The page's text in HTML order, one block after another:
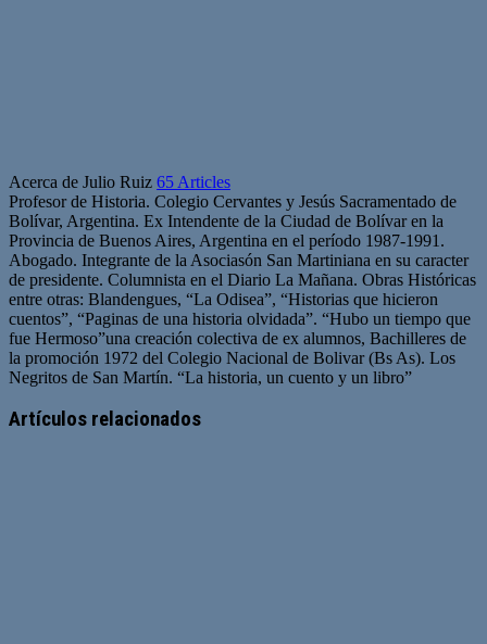
Acerca de Julio Ruiz 65 Articles
Profesor de Historia. Colegio Cervantes y Jesús Sacramentado de
Bolívar, Argentina. Ex Intendente de la Ciudad de Bolívar en la
Provincia de Buenos Aires, Argentina en el período 1987-1991.
Abogado. Integrante de la Asociasón San Martiniana en su caracter
de presidente. Columnista en el Diario La Mañana. Obras Históricas
entre otras: Blandengues, “La Odisea”, “Historias que hicieron
cuentos”, “Paginas de una historia olvidada”. “Hubo un tiempo que
fue Hermoso”una creación colectiva de ex alumnos, Bachilleres de
la promoción 1972 del Colegio Nacional de Bolivar (Bs As). Los
Negritos de San Martín. “La historia, un cuento y un libro”
Artículos relacionados